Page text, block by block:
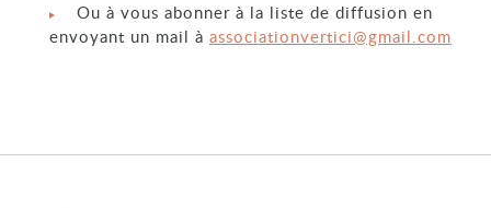
Ou à vous abonner à la liste de diffusion en
envoyant un mail à associationvertici@gmail.com